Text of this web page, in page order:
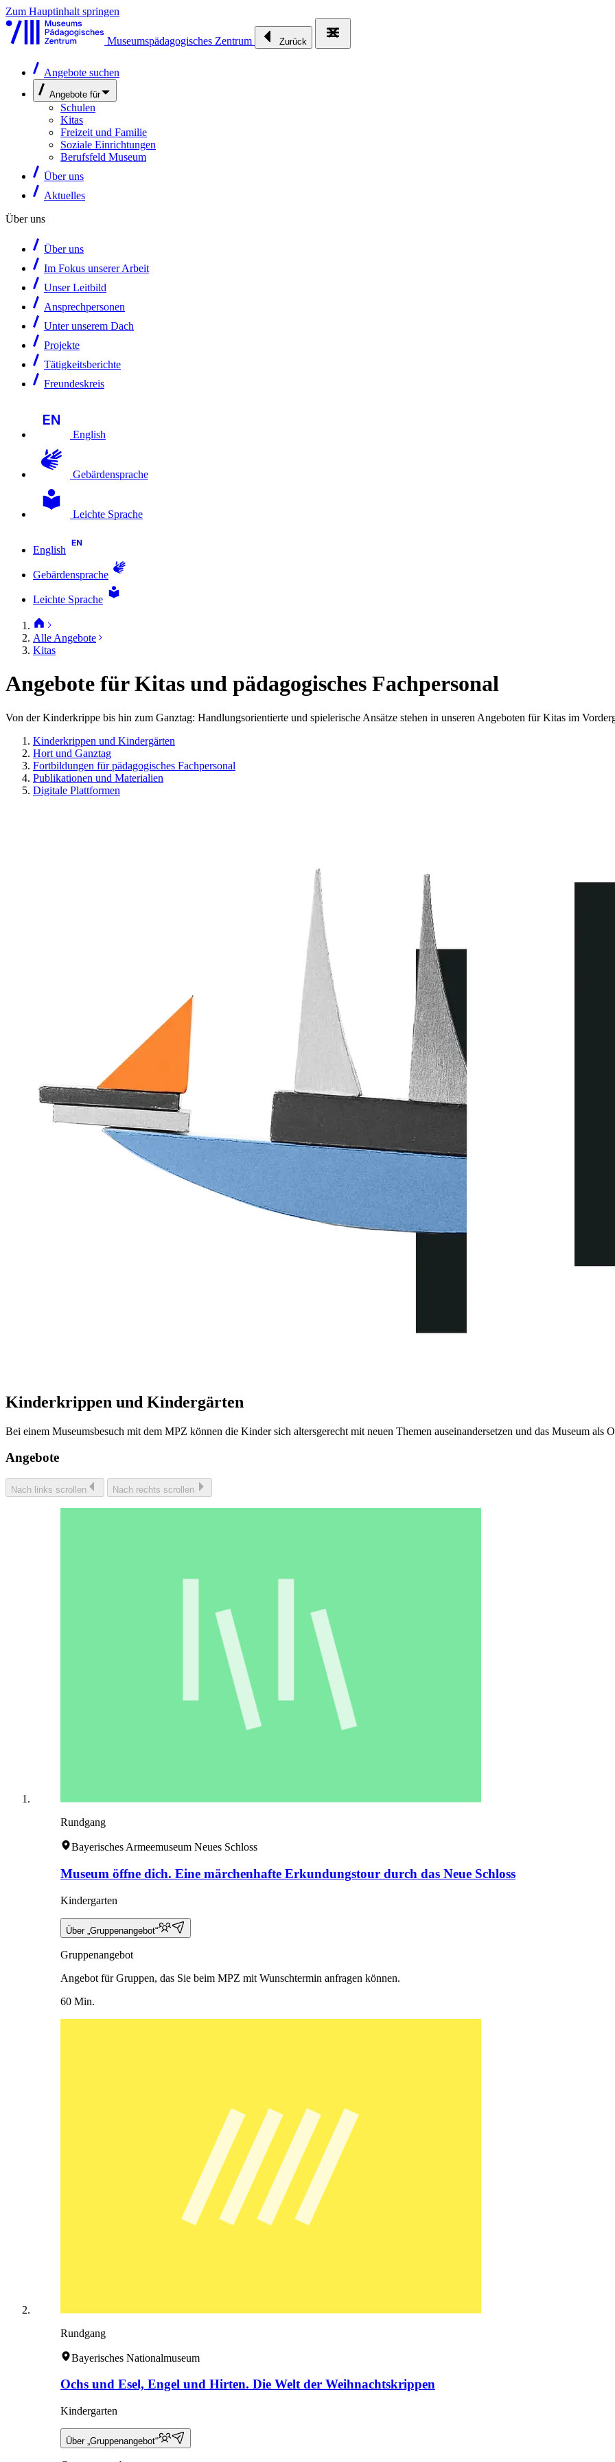
Zum Hauptinhalt springen
Museumspädagogisches Zentrum Zurück
Angebote suchen
Angebote für
Schulen
Kitas
Freizeit und Familie
Soziale Einrichtungen
Berufsfeld Museum
Über uns
Aktuelles
Über uns
Über uns
Im Fokus unserer Arbeit
Unser Leitbild
Ansprechpersonen
Unter unserem Dach
Projekte
Tätigkeitsberichte
Freundeskreis
English
Gebärdensprache
Leichte Sprache
English
Gebärdensprache
Leichte Sprache
Alle Angebote
Kitas
Angebote für Kitas und pädagogisches Fachpersonal
Von der Kinderkrippe bis hin zum Ganztag: Handlungsorientierte und spielerische Ansätze stehen in unseren Angeboten für Kitas im
Kinderkrippen und Kindergärten
Hort und Ganztag
Fortbildungen für pädagogisches Fachpersonal
Publikationen und Materialien
Digitale Plattformen
Kinderkrippen und Kindergärten
Bei einem Museumsbesuch mit dem MPZ können die Kinder sich altersgerecht mit neuen Themen auseinandersetzen und das Museum als
Angebote
Nach links scrollen Nach rechts scrollen
Rundgang
Bayerisches Armeemuseum Neues Schloss
Museum öffne dich. Eine märchenhafte Erkundungstour durch das Neue Schloss
Kindergarten
Über „Gruppenangebot“
Gruppenangebot
Angebot für Gruppen, das Sie beim MPZ mit Wunschtermin anfragen können.
60 Min.
Rundgang
Bayerisches Nationalmuseum
Ochs und Esel, Engel und Hirten. Die Welt der Weihnachtskrippen
Kindergarten
Über „Gruppenangebot“